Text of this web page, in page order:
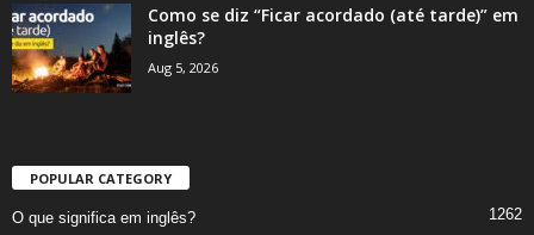
Como se diz “Ficar acordado (até tarde)” em
inglês?
Aug 5, 2026
POPULAR CATEGORY
O que significa em inglês? 1262